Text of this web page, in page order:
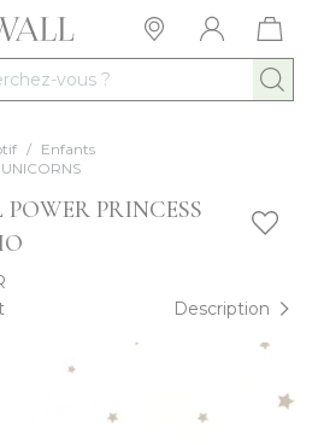
vous ?
/ Enfants
PRINCESS
Description